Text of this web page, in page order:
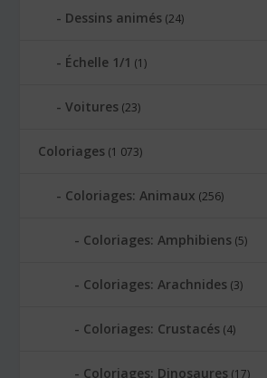
Dessins animés (24)
Échelle 1/1 (1)
Voitures (23)
Coloriages (1 073)
Coloriages: Animaux (256)
Coloriages: Amphibiens (5)
Coloriages: Arachnides (3)
Coloriages: Crustacés (4)
Coloriages: Dinosaures (17)